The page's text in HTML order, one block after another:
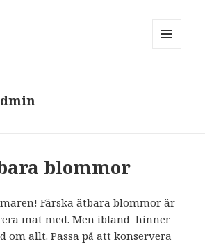
blommor
Färska ätbara blommor är
mat med. Men ibland hinner
om allt. Passa på att konservera